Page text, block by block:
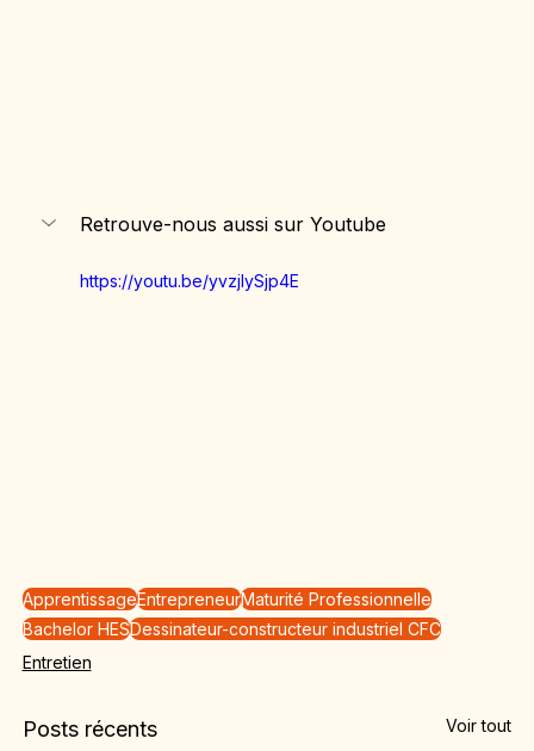
Retrouve-nous aussi sur Youtube
https://youtu.be/yvzjIySjp4E
ApprentissageEntrepreneurMaturité Professionnelle
Bachelor HESDessinateur-constructeur industriel CFC
Entretien
Posts récents Voir tout